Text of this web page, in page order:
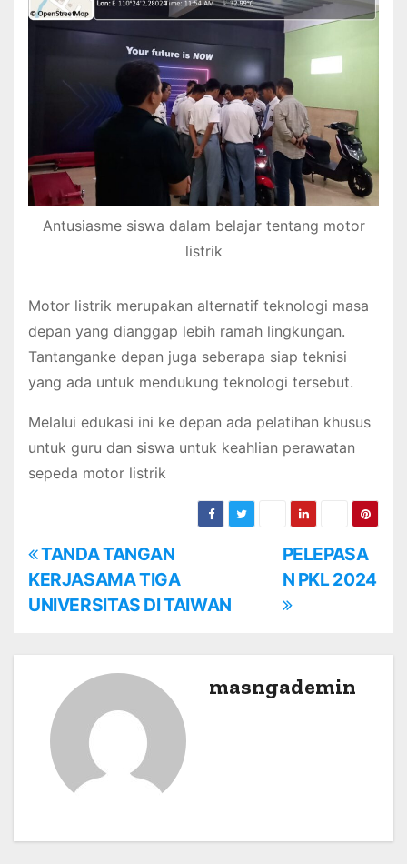
Antusiasme siswa dalam belajar tentang motor
listrik
Motor listrik merupakan alternatif teknologi masa
depan yang dianggap lebih ramah lingkungan.
Tantanganke depan juga seberapa siap teknisi
yang ada untuk mendukung teknologi tersebut.
Melalui edukasi ini ke depan ada pelatihan khusus
untuk guru dan siswa untuk keahlian perawatan
sepeda motor listrik
P
o
g
PELEPASA
N PKL 2024
TANDA TANGAN
KERJASAMA TIGA
UNIVERSITAS DI TAIWAN
masngademin